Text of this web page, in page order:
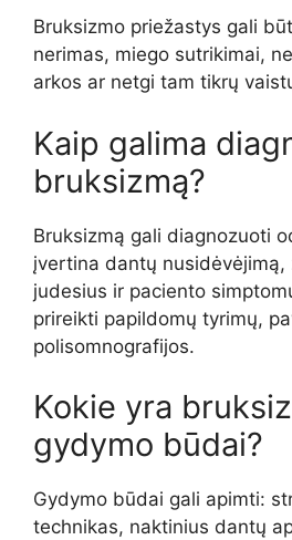
Bruksizmo priežastys gali
nerimas, miego sutrikimai,
arkos ar netgi tam tikrų
Kaip galima
bruksizmą?
Bruksizmą gali diagnozuoti
įvertina dantų nusidėvėjimą,
judesius ir paciento
prireikti papildomų tyrimų,
polisomnografijos.
Kokie yra
gydymo būdai?
Gydymo būdai gali apimti:
technikas, naktinius dantų